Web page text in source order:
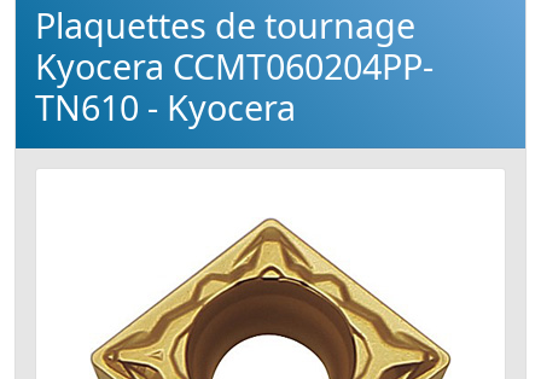
Plaquettes de tournage
Kyocera CCMT060204PP-
TN610 - Kyocera